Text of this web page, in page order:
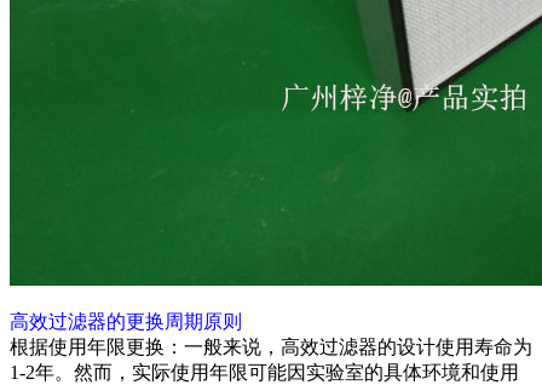
高效过滤器的更换周期原则
根据使用年限更换：一般来说，高效过滤器的设计使用寿命为
1-2年。然而，实际使用年限可能因实验室的具体环境和使用